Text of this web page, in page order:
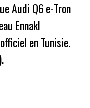
Audi Q6 e-Tron
Ennakl
en Tunisie.